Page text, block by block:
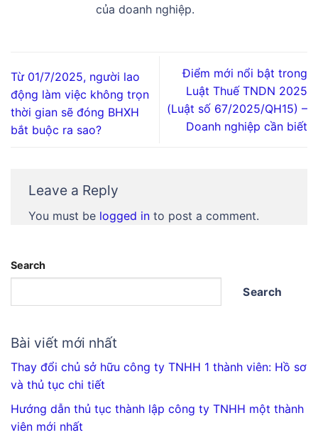
của doanh nghiệp.
Từ 01/7/2025, người lao
động làm việc không trọn
thời gian sẽ đóng BHXH
bắt buộc ra sao?
Điểm mới nổi bật trong
Luật Thuế TNDN 2025
(Luật số 67/2025/QH15) –
Doanh nghiệp cần biết
Leave a Reply
You must be logged in to post a comment.
Search
Search
Bài viết mới nhất
Thay đổi chủ sở hữu công ty TNHH 1 thành viên: Hồ sơ
và thủ tục chi tiết
Hướng dẫn thủ tục thành lập công ty TNHH một thành
viên mới nhất